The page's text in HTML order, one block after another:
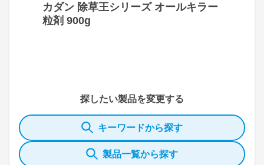
カダン 除草王シリーズ オールキラー
粒剤 900g
探したい製品を変更する
キーワードから探す
製品一覧から探す